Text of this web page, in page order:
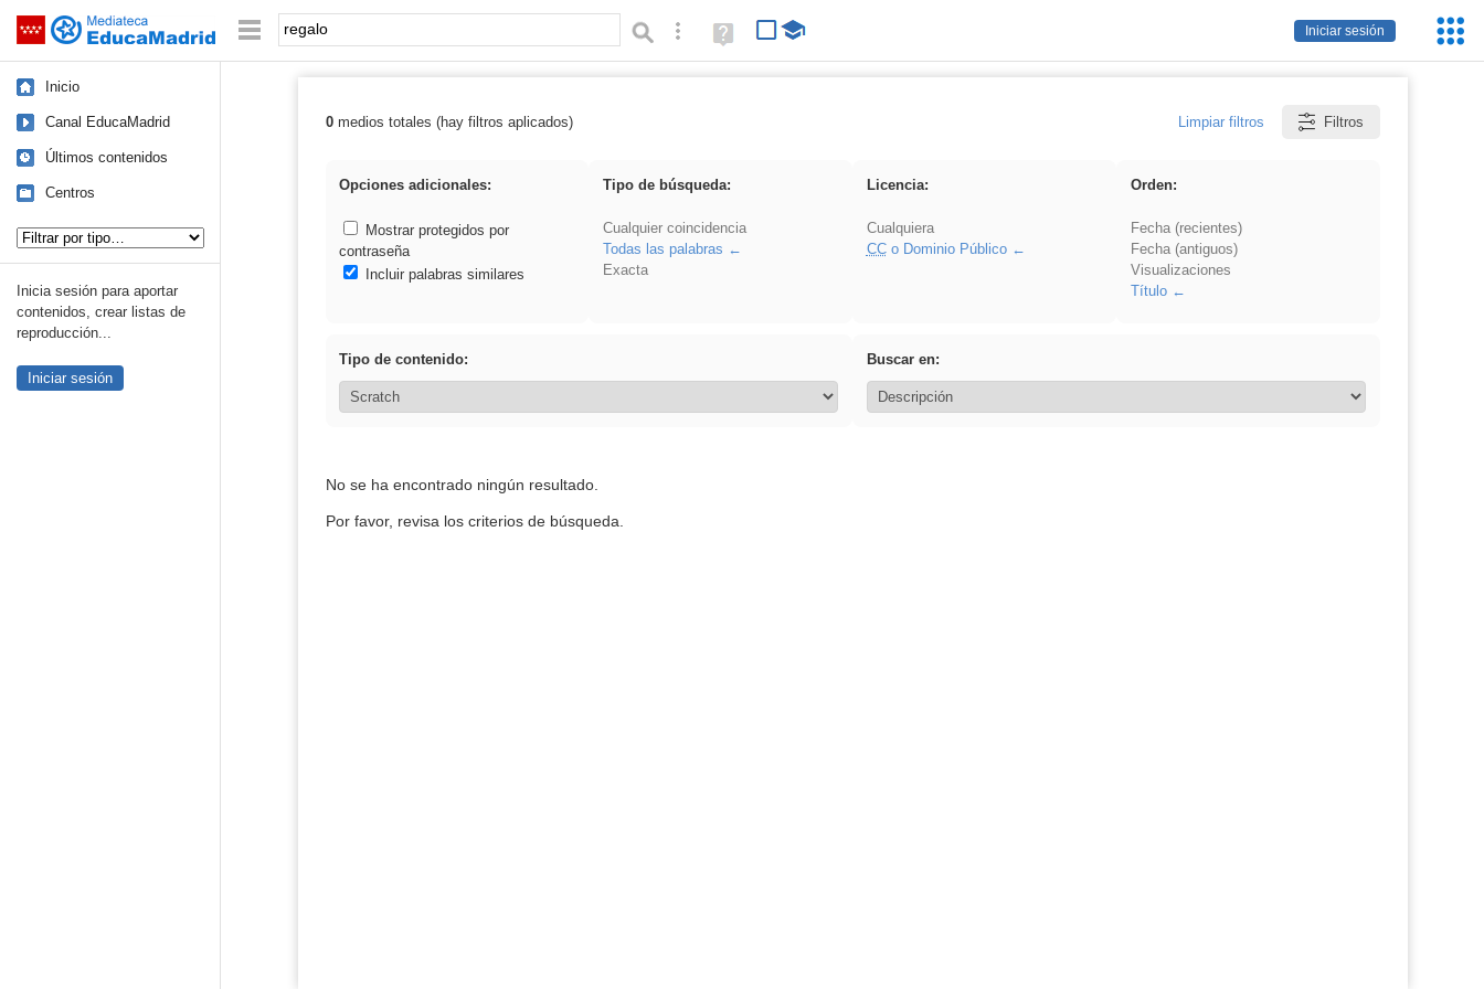
Saltar navegación
Iniciar sesión
Palabra o frase: Búsqueda avanzada
Ayuda
(en
Inicio
Canal EducaMadrid
Últimos contenidos
Centros
Inicia sesión para aportar
contenidos, crear listas de
reproducción...
Iniciar sesión
Resultados de: regalo
0medios totales (hay filtros aplicados) Limpiar filtros Filtros
Opciones adicionales:
Mostrar protegidos por
contraseña
Incluir palabras similares
Tipo de búsqueda:
Cualquier coincidencia
Todas las palabras
Exacta
Licencia:
Cualquiera
CCo Dominio Público
Orden:
Fecha (recientes)
Fecha (antiguos)
Visualizaciones
Título
Tipo de contenido: Buscar en:
No se ha encontrado ningún resultado.
Por favor, revisa los criterios de búsqueda.